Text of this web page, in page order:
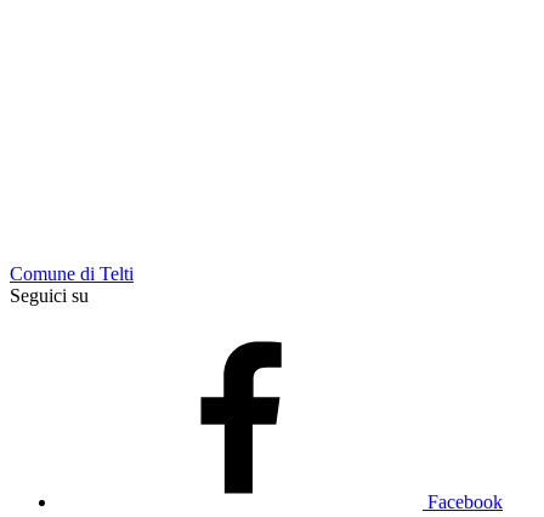
Comune di Telti
Seguici su
Facebook